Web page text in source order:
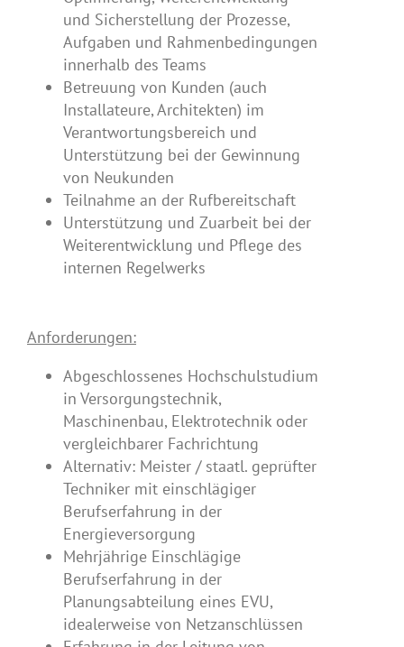
und Sicherstellung der Prozesse,
Aufgaben und Rahmenbedingungen
innerhalb des Teams
Betreuung von Kunden (auch
Installateure, Architekten) im
Verantwortungsbereich und
Unterstützung bei der Gewinnung
von Neukunden
Teilnahme an der Rufbereitschaft
Unterstützung und Zuarbeit bei der
Weiterentwicklung und Pflege des
internen Regelwerks
Anforderungen:
Abgeschlossenes Hochschulstudium
in Versorgungstechnik,
Maschinenbau, Elektrotechnik oder
vergleichbarer Fachrichtung
Alternativ: Meister / staatl. geprüfter
Techniker mit einschlägiger
Berufserfahrung in der
Energieversorgung
Mehrjährige Einschlägige
Berufserfahrung in der
Planungsabteilung eines EVU,
idealerweise von Netzanschlüssen